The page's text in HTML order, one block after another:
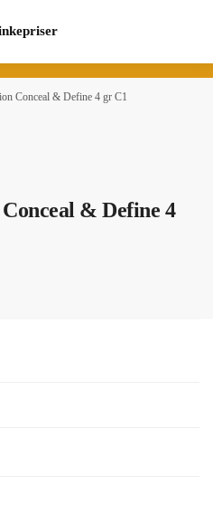
Conceal & Define 4 gr C1
& Define 4